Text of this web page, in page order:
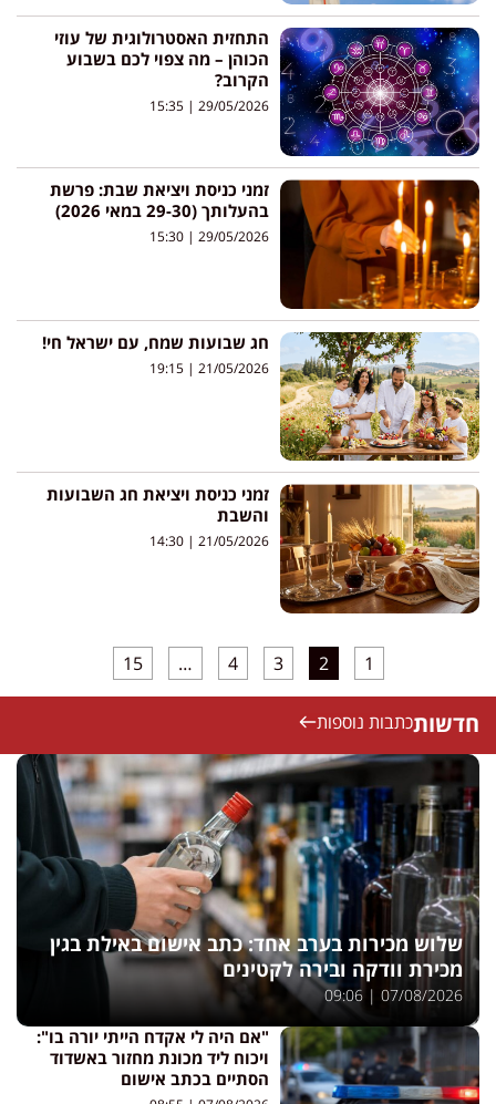
התחזית האסטרולוגית של עוזי
הכוהן – מה צפוי לכם בשבוע
הקרוב?
29/05/2026
זמני כניסת ויציאת שבת: פרשת
בהעלותך (29-30 במאי 2026)
29/05/2026
חג שבועות שמח, עם ישראל חי!
21/05/2026
זמני כניסת ויציאת חג השבועות
והשבת
21/05/2026
1
2
3
4
…
15
חדשותכתבות נוספות
שלוש מכירות בערב אחד: כתב אישום באילת בגין
מכירת וודקה ובירה לקטינים
07/08/2026
"אם היה לי אקדח הייתי יורה בו":
ויכוח ליד מכונת מחזור באשדוד
הסתיים בכתב אישום